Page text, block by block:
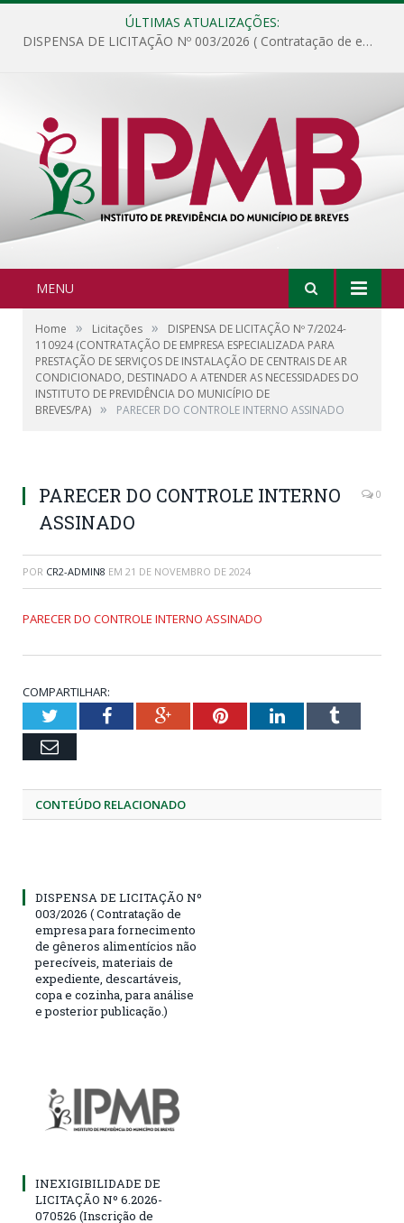
ÚLTIMAS ATUALIZAÇÕES:
DISPENSA DE LICITAÇÃO Nº 003/2026 ( Contratação de empresa para fornecimento de gêneros alimentícios não perecíveis, materiais de expediente, descartáveis, copa e cozinha, para análise e posterior publicação.)
MENU
Home » Licitações »
DISPENSA DE LICITAÇÃO Nº 7/2024-
110924 (CONTRATAÇÃO DE EMPRESA ESPECIALIZADA PARA
PRESTAÇÃO DE SERVIÇOS DE INSTALAÇÃO DE CENTRAIS DE AR
CONDICIONADO, DESTINADO A ATENDER AS NECESSIDADES DO
INSTITUTO DE PREVIDÊNCIA DO MUNICÍPIO DE
BREVES/PA) » PARECER DO CONTROLE INTERNO ASSINADO
PARECER DO CONTROLE INTERNO
ASSINADO
0
POR CR2-ADMIN8 EM 21 DE NOVEMBRO DE 2024
PARECER DO CONTROLE INTERNO ASSINADO
COMPARTILHAR:
TwitterFacebookGoogle+PinterestLinkedInTumblr
Email
CONTEÚDO RELACIONADO
DISPENSA DE LICITAÇÃO Nº
003/2026 ( Contratação de
empresa para fornecimento
de gêneros alimentícios não
perecíveis, materiais de
expediente, descartáveis,
copa e cozinha, para análise
e posterior publicação.)
INEXIGIBILIDADE DE
LICITAÇÃO Nº 6.2026-
070526 (Inscrição de